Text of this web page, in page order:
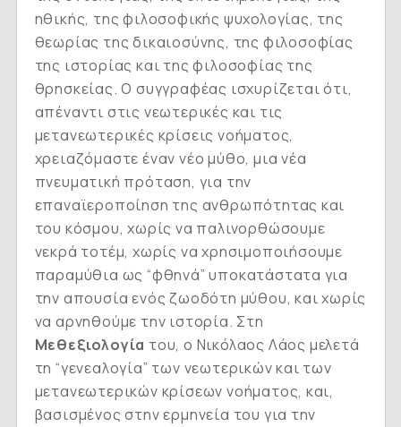
ηθικής, της φιλοσοφικής ψυχολογίας, της
θεωρίας της δικαιοσύνης, της φιλοσοφίας
της ιστορίας και της φιλοσοφίας της
θρησκείας. Ο συγγραφέας ισχυρίζεται ότι,
απέναντι στις νεωτερικές και τις
μετανεωτερικές κρίσεις νοήματος,
χρειαζόμαστε έναν νέο μύθο, μια νέα
πνευματική πρόταση, για την
επαναϊεροποίηση της ανθρωπότητας και
του κόσμου, χωρίς να παλινορθώσουμε
νεκρά τοτέμ, χωρίς να χρησιμοποιήσουμε
παραμύθια ως “φθηνά” υποκατάστατα για
την απουσία ενός ζωοδότη μύθου, και χωρίς
να αρνηθούμε την ιστορία. Στη
Μεθεξιολογία του, ο Νικόλαος Λάος μελετά
τη “γενεαλογία” των νεωτερικών και των
μετανεωτερικών κρίσεων νοήματος, και,
βασισμένος στην ερμηνεία του για την